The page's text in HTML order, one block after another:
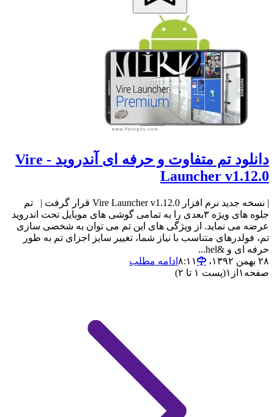
دانلود تم متفاوت و حرفه ای آندروید - Vire
Launcher v1.12.0
| نسخه جدید نرم افزار Vire Launcher v1.12.0 قرار گرفت | تم
جلوه های ویژه ۳بعدی را به تمامی گوشی های موبایل تحت اندروید
عرضه می نماید. از ویژگی های این تم می توان به شخصی سازی
تم، فولدرهای متناسب با نیاز شما، تغییر سایز اجزای تم به طور
حرفه ای و &hel...
۲۸ بهمن ۱۳۹۲،‏ ۸:۱۱
ادامه مطلب
صفحه ۱ از ۱(پست ۱ تا ۲)